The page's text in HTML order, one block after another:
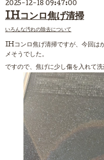
2025-12-18 09:47:00
IHコンロ焦げ清掃
いろんな汚れの除去について
IHコンロ焦げ清掃ですが、今回は
メそうでした。
ですので、焦げに少し傷を入れて